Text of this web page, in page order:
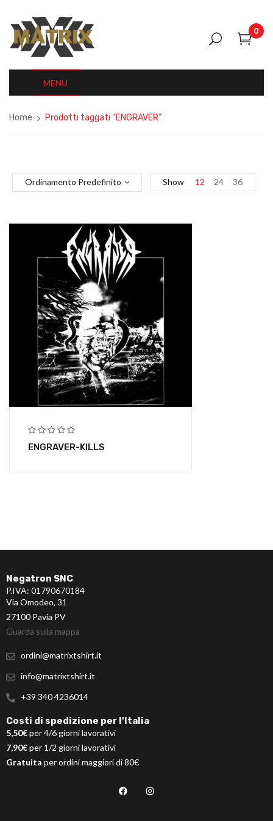
0
MENU
Home Prodotti taggati “ENGRAVER”
Ordinamento Predefinito Show 12 24 36
ENGRAVER-KILLS
Negatron SNC
P.IVA: 01790670184
Via Omodeo, 31
27100 Pavia PV
Guarda sulla mappa
ordini@matrixtshirt.it
info@matrixtshirt.it
+39 340 4236014
Costi di spedizione per l'Italia
5,50€per 4/6 giorni lavorativi
7,90€per 1/2 giorni lavorativi
Gratuita per ordini maggiori di 80€